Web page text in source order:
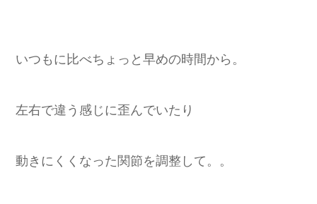
いつもに比べちょっと早めの時間から。
左右で違う感じに歪んでいたり
動きにくくなった関節を調整して。。